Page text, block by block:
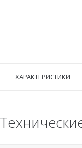
ХАРАКТЕРИСТИКИ